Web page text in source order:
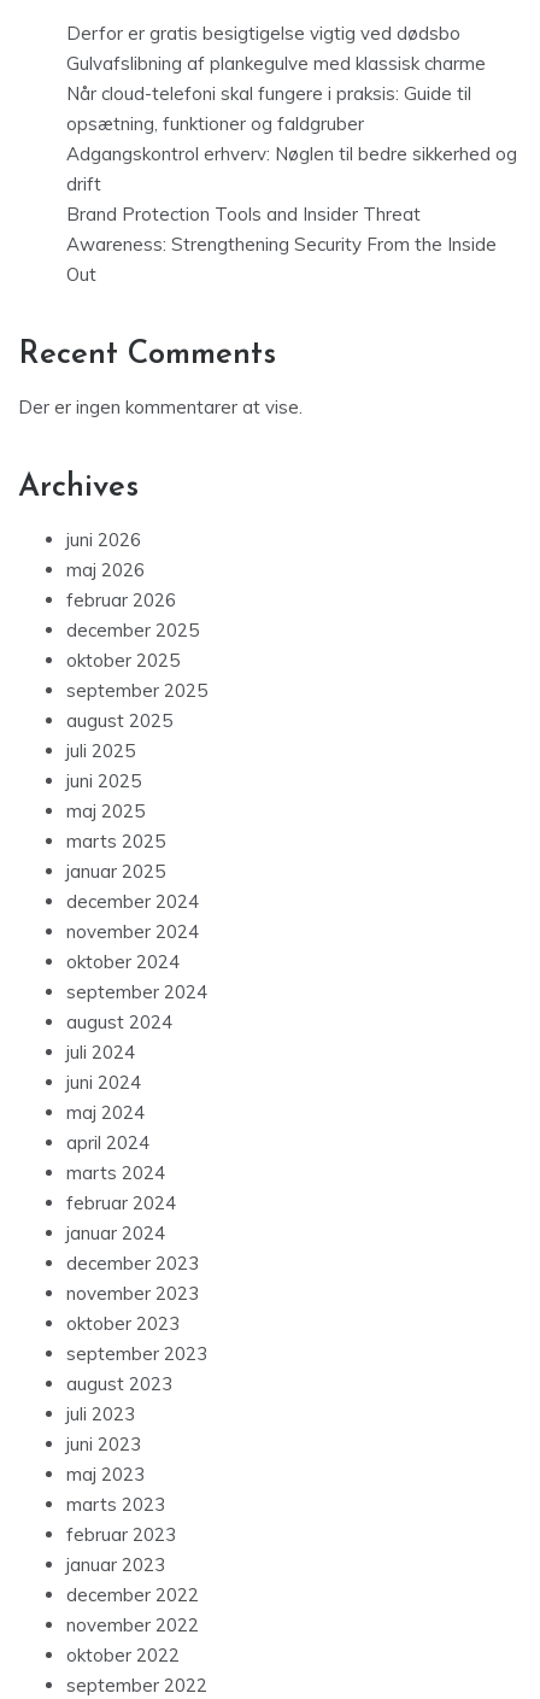
Derfor er gratis besigtigelse vigtig ved dødsbo
Gulvafslibning af plankegulve med klassisk charme
Når cloud-telefoni skal fungere i praksis: Guide til
opsætning, funktioner og faldgruber
Adgangskontrol erhverv: Nøglen til bedre sikkerhed og
drift
Brand Protection Tools and Insider Threat
Awareness: Strengthening Security From the Inside
Out
Recent Comments
Der er ingen kommentarer at vise.
Archives
juni 2026
maj 2026
februar 2026
december 2025
oktober 2025
september 2025
august 2025
juli 2025
juni 2025
maj 2025
marts 2025
januar 2025
december 2024
november 2024
oktober 2024
september 2024
august 2024
juli 2024
juni 2024
maj 2024
april 2024
marts 2024
februar 2024
januar 2024
december 2023
november 2023
oktober 2023
september 2023
august 2023
juli 2023
juni 2023
maj 2023
marts 2023
februar 2023
januar 2023
december 2022
november 2022
oktober 2022
september 2022